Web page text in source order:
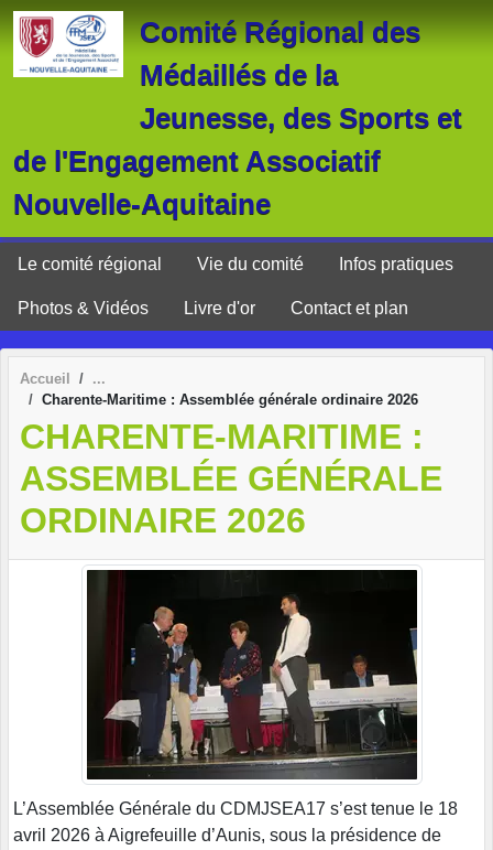
Comité Régional des
Médaillés de la
Jeunesse, des Sports et
de l'Engagement Associatif
Nouvelle-Aquitaine
Le comité régional Vie du comité Infos pratiques
Photos & Vidéos Livre d'or Contact et plan
Accueil
Charente-Maritime : Assemblée générale ordinaire 2026
CHARENTE-MARITIME :
ASSEMBLÉE GÉNÉRALE
ORDINAIRE 2026
L’Assemblée Générale du CDMJSEA17 s’est tenue le 18
avril 2026 à Aigrefeuille d’Aunis, sous la présidence de
Panneau de gestion des cookies